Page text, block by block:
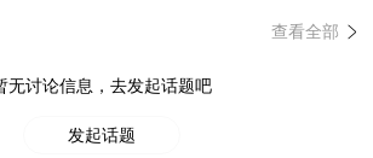
查看全部
无讨论信息，去发起话题吧
发起话题